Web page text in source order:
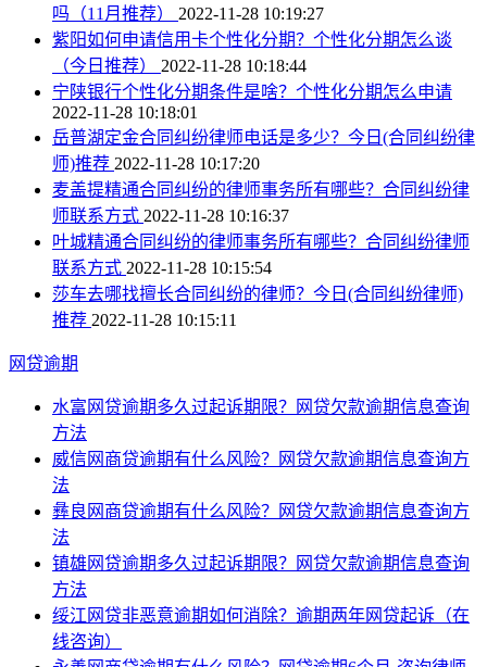
吗（11月推荐） 2022-11-28 10:19:27
紫阳如何申请信用卡个性化分期？个性化分期怎么谈
（今日推荐） 2022-11-28 10:18:44
宁陕银行个性化分期条件是啥？个性化分期怎么申请
2022-11-28 10:18:01
岳普湖定金合同纠纷律师电话是多少？今日(合同纠纷律
师)推荐 2022-11-28 10:17:20
麦盖提精通合同纠纷的律师事务所有哪些？合同纠纷律
师联系方式 2022-11-28 10:16:37
叶城精通合同纠纷的律师事务所有哪些？合同纠纷律师
联系方式 2022-11-28 10:15:54
莎车去哪找擅长合同纠纷的律师？今日(合同纠纷律师)
推荐 2022-11-28 10:15:11
网贷逾期
水富网贷逾期多久过起诉期限？网贷欠款逾期信息查询
方法
威信网商贷逾期有什么风险？网贷欠款逾期信息查询方
法
彝良网商贷逾期有什么风险？网贷欠款逾期信息查询方
法
镇雄网贷逾期多久过起诉期限？网贷欠款逾期信息查询
方法
绥江网贷非恶意逾期如何消除？逾期两年网贷起诉（在
线咨询）